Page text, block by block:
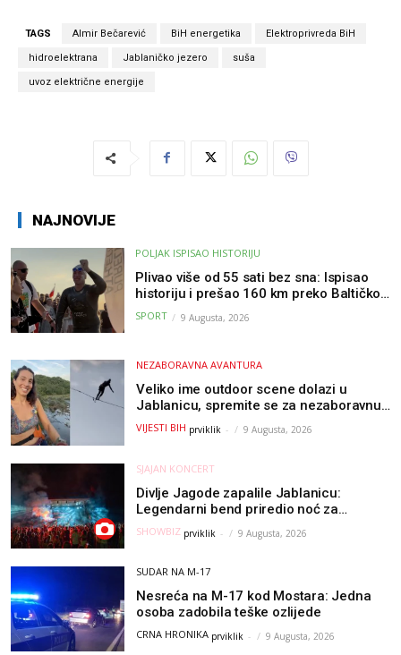
TAGS Almir Bečarević BiH energetika Elektroprivreda BiH
hidroelektrana Jablaničko jezero suša
uvoz električne energije
NAJNOVIJE
POLJAK ISPISAO HISTORIJU
Plivao više od 55 sati bez sna: Ispisao
historiju i prešao 160 km preko Baltičkog
mora – a podvig posvetio djeci oboljeloj
od raka
SPORT 9 Augusta, 2026
NEZABORAVNA AVANTURA
Veliko ime outdoor scene dolazi u
Jablanicu, spremite se za nezaboravnu
avanturu (VIDEO) !
VIJESTI BIH prviklik - 9 Augusta, 2026
SJAJAN KONCERT
Divlje Jagode zapalile Jablanicu:
Legendarni bend priredio noć za
pamćenje
SHOWBIZ prviklik - 9 Augusta, 2026
SUDAR NA M-17
Nesreća na M-17 kod Mostara: Jedna
osoba zadobila teške ozlijede
CRNA HRONIKA prviklik - 9 Augusta, 2026